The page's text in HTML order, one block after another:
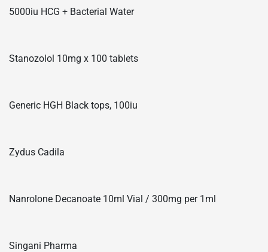
5000iu HCG + Bacterial Water
Stanozolol 10mg x 100 tablets
Generic HGH Black tops, 100iu
Zydus Cadila
Nanrolone Decanoate 10ml Vial / 300mg per 1ml
Singani Pharma